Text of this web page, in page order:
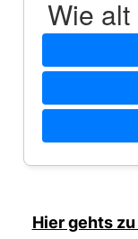
Wie
Hier gehts